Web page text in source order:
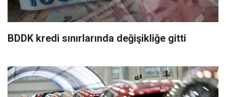
BDDK kredi sınırlarında değişikliğe gitti